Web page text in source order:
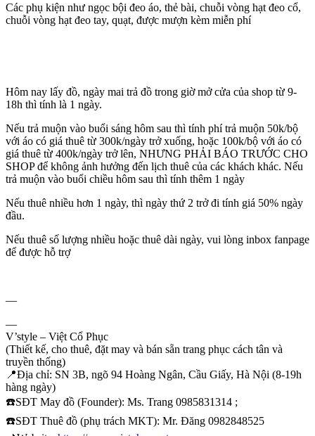
Các phụ kiện như ngọc bội đeo áo, thẻ bài, chuỗi vòng hạt đeo cổ,
chuỗi vòng hạt đeo tay, quạt, được mượn kèm miễn phí
Hôm nay lấy đồ, ngày mai trả đồ trong giờ mở cửa của shop từ 9-
18h thì tính là 1 ngày.
Nếu trả muộn vào buổi sáng hôm sau thì tính phí trả muộn 50k/bộ
với áo có giá thuê từ 300k/ngày trở xuống, hoặc 100k/bộ với áo có
giá thuê từ 400k/ngày trở lên, NHƯNG PHẢI BÁO TRƯỚC CHO
SHOP để không ảnh hưởng đến lịch thuê của các khách khác. Nếu
trả muộn vào buổi chiều hôm sau thì tính thêm 1 ngày
Nếu thuê nhiều hơn 1 ngày, thì ngày thứ 2 trở đi tính giá 50% ngày
đầu.
Nếu thuê số lượng nhiều hoặc thuê dài ngày, vui lòng inbox fanpage
để được hỗ trợ
—
—
V’style – Việt Cổ Phục
(Thiết kế, cho thuê, đặt may và bán sẵn trang phục cách tân và
truyền thống)
📍Địa chỉ: SN 3B, ngõ 94 Hoàng Ngân, Cầu Giấy, Hà Nội (8-19h
hàng ngày)
☎️SĐT May đồ (Founder): Ms. Trang 0985831314 ;
☎️SĐT Thuê đồ (phụ trách MKT): Mr. Đăng 0982848525